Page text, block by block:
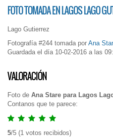
FOTO TOMADA EN LAGOS LAGO
Lago Gutierrez
Fotografía #244 tomada por Ana
Guardada el día 10-02-2016 a las
VALORACIÓN
Foto de Ana Stare para Lagos
Contanos que te parece:
5/5 (1 votos recibidos)